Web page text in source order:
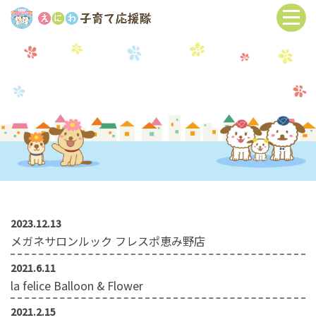
2023.12.13
メガネサロンルック フレスポ恵み野店
2021.6.11
la felice Balloon & Flower
2021.2.15